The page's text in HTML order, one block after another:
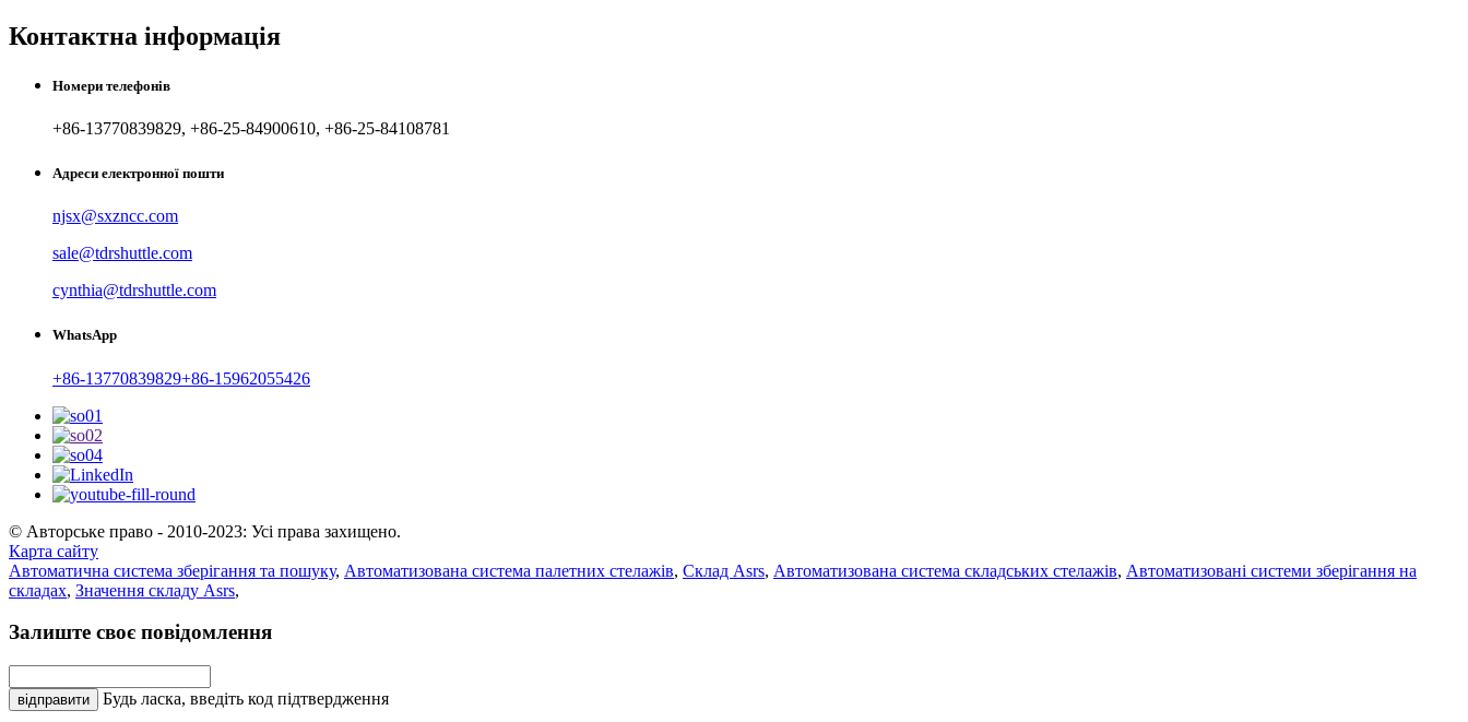
Контактна інформація
Номери телефонів
+86-13770839829, +86-25-84900610, +86-25-84108781
Адреси електронної пошти
njsx@sxzncc.com
sale@tdrshuttle.com
cynthia@tdrshuttle.com
WhatsApp
+86-13770839829+86-15962055426
© Авторське право - 2010-2023: Усі права захищено.
Карта сайту
Автоматична система зберігання та пошуку, Автоматизована система палетних стелажів, Склад Asrs, Автоматизована система складських стелажів, Автоматизовані системи зберігання на
складах, Значення складу Asrs,
Залиште своє повідомлення
відправити Будь ласка, введіть код підтвердження